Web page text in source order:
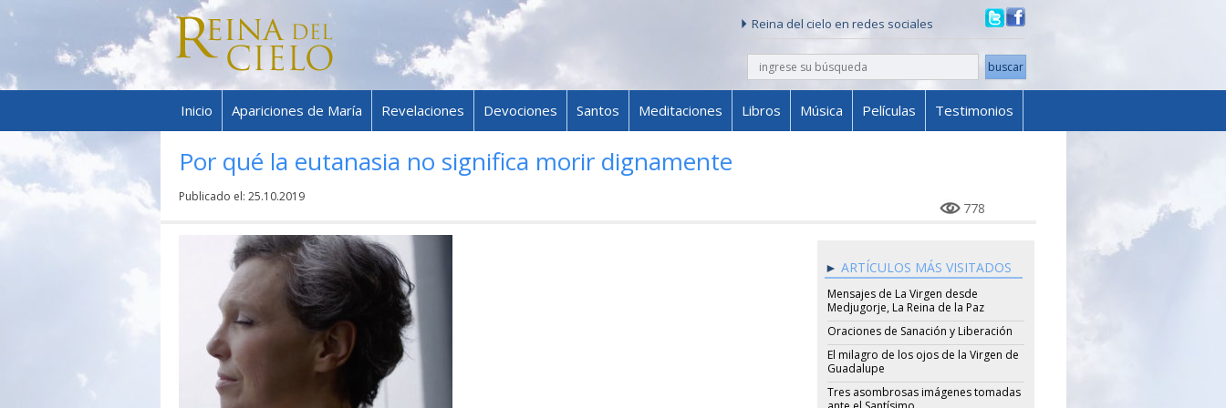
Reina del cielo en redes sociales
buscar
Skip to content
Inicio Apariciones de María Revelaciones Devociones Santos Meditaciones Libros Música Películas Testimonios
Por qué la eutanasia no significa morir dignamente
Publicado el: 25.10.2019
778
ARTÍCULOS MÁS VISITADOS
Mensajes de La Virgen desde
Medjugorje, La Reina de la Paz
Oraciones de Sanación y Liberación
El milagro de los ojos de la Virgen de
Guadalupe
Tres asombrosas imágenes tomadas